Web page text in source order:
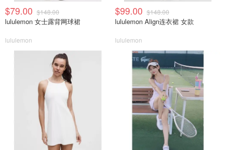
$79.00 $148.00
lululemon 女士露背网球裙
lululemon
$99.00 $148.00
lululemon Align连衣裙 女款
lululemon